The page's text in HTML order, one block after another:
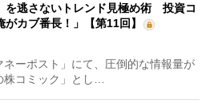
を逃さないトレンド見極め術 投資コ
がカブ番長！」【第11回】
ーポスト」にて、圧倒的な情報量が
コミック」とし…